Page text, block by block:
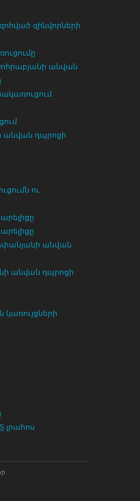
զինվորների
անվան
անվան դպրոցի
ու
անվան
անվան դպրոցի
կառույցների
լրահոս